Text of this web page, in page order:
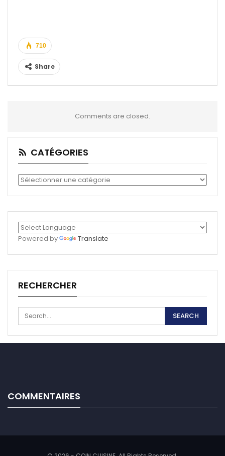
710
Share
Comments are closed.
CATÉGORIES
Catégories
Powered by Translate
RECHERCHER
COMMENTAIRES